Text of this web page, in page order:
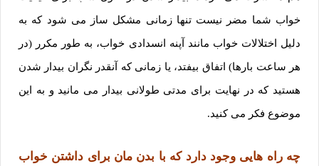
خواب شما مضر نیست تنها زمانی مشکل ساز می شود که به
دلیل اختلالات خواب مانند آپنه انسدادی خواب، به طور مکرر (در
هر ساعت بارها) اتفاق بیفتد، یا زمانی که آنقدر نگران بیدار شدن
هستید که در نهایت برای مدتی طولانی بیدار می مانید و به این
موضوع فکر می کنید.
چه راه‌ هایی وجود دارد که با بدن مان برای داشتن خواب